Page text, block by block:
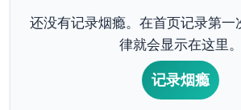
还没有记录烟瘾。在首页记录第一
律就会显示在这里。
记录烟瘾